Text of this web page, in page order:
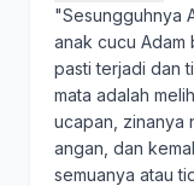
"Sesungguhnya
anak cucu Adam
pasti terjadi dan
mata adalah
ucapan, zinanya
angan, dan
semuanya atau